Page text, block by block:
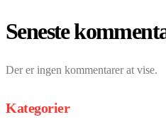
Seneste
Der er ingen kommentarer at vise.
Kategorier